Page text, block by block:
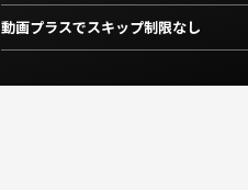
動画プラスでスキップ制限なし